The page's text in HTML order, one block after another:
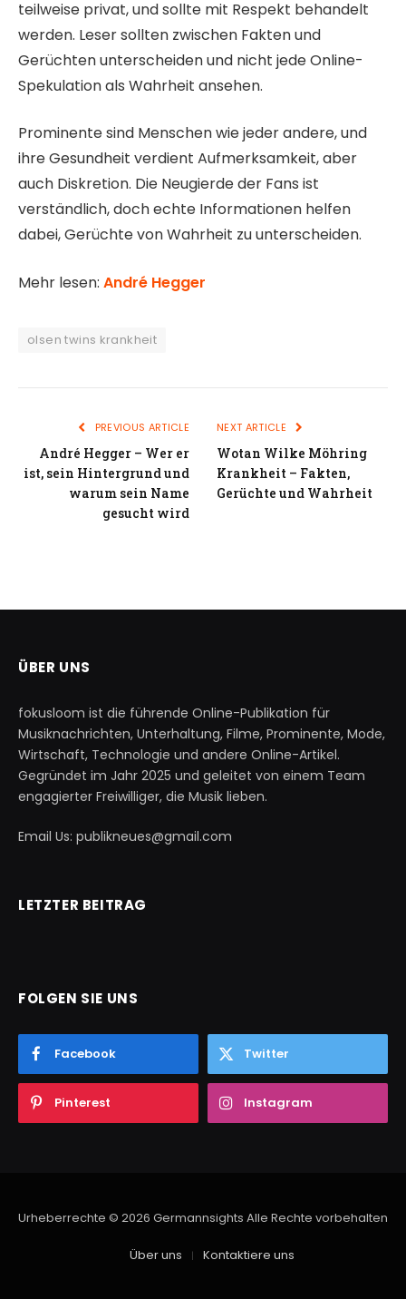
teilweise privat, und sollte mit Respekt behandelt
werden. Leser sollten zwischen Fakten und
Gerüchten unterscheiden und nicht jede Online-
Spekulation als Wahrheit ansehen.
Prominente sind Menschen wie jeder andere, und
ihre Gesundheit verdient Aufmerksamkeit, aber
auch Diskretion. Die Neugierde der Fans ist
verständlich, doch echte Informationen helfen
dabei, Gerüchte von Wahrheit zu unterscheiden.
Mehr lesen: André Hegger
olsen twins krankheit
PREVIOUS ARTICLE
André Hegger – Wer er
ist, sein Hintergrund und
warum sein Name
gesucht wird
NEXT ARTICLE
Wotan Wilke Möhring
Krankheit – Fakten,
Gerüchte und Wahrheit
ÜBER UNS
fokusloom ist die führende Online-Publikation für
Musiknachrichten, Unterhaltung, Filme, Prominente, Mode,
Wirtschaft, Technologie und andere Online-Artikel.
Gegründet im Jahr 2025 und geleitet von einem Team
engagierter Freiwilliger, die Musik lieben.
Email Us: publikneues@gmail.com
LETZTER BEITRAG
FOLGEN SIE UNS
Facebook Twitter
Pinterest Instagram
Urheberrechte © 2026 Germannsights Alle Rechte vorbehalten
Über uns Kontaktiere uns